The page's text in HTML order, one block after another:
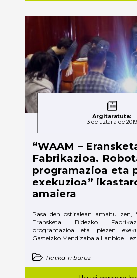
Argitaratuta:
3 de uztaila de 2019
“WAAM –
Fabrikazioa.
programazioa eta
exekuzioa”
amaiera
Pasa den ostiralean amaitu zen,
Eransketa Bidezko
programazioa eta piezen
Gasteizko Mendizabala Lanbide
Tknika-ri buruz